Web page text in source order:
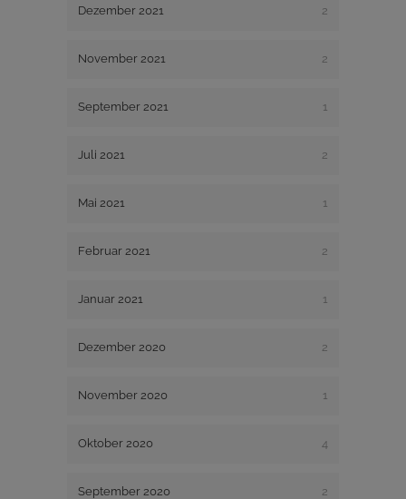
Dezember 2021 2
November 2021 2
September 2021 1
Juli 2021 2
Mai 2021 1
Februar 2021 2
Januar 2021 1
Dezember 2020 2
November 2020 1
Oktober 2020 4
September 2020 2